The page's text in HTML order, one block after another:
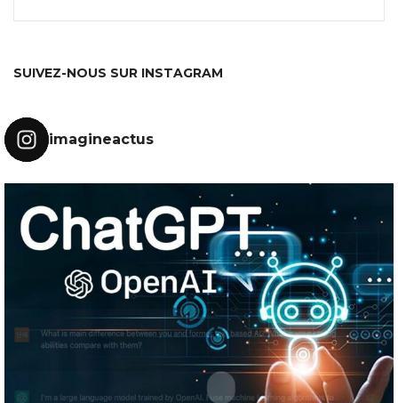
SUIVEZ-NOUS SUR INSTAGRAM
imagineactus